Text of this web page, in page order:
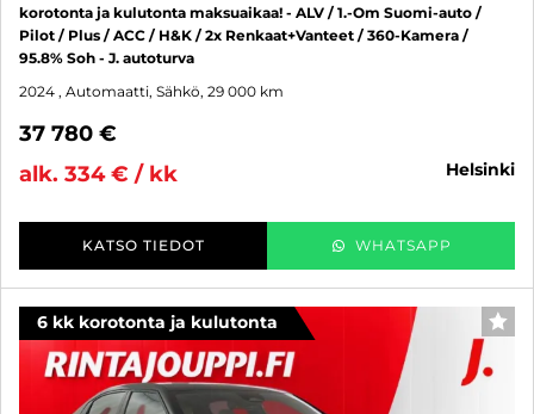
korotonta ja kulutonta maksuaikaa! - ALV / 1.-Om Suomi-auto /
Pilot / Plus / ACC / H&K / 2x Renkaat+Vanteet / 360-Kamera /
95.8% Soh - J. autoturva
2024 , Automaatti, Sähkö, 29 000 km
37 780 €
alk. 334 € / kk
helsinki
KATSO TIEDOT WHATSAPP
6 kk korotonta ja kulutonta